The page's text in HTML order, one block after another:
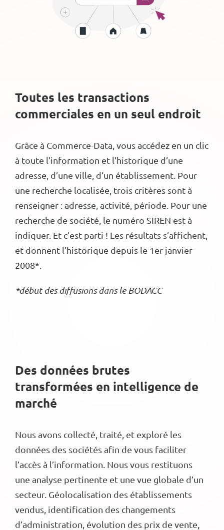
Toutes les transactions
commerciales en un seul endroit
Grâce à Commerce-Data, vous accédez en un clic
à toute l’information et l’historique d’une
adresse, d’une ville, d’un établissement. Pour
une recherche localisée, trois critères sont à
renseigner : adresse, activité, période. Pour une
recherche de société, le numéro SIREN est à
indiquer. Et c’est parti ! Les résultats s’affichent,
et donnent l’historique depuis le 1er janvier
2008*.
*début des diffusions dans le BODACC
Des données brutes
transformées en intelligence de
marché
Nous avons collecté, traité, et exploré les
données des sociétés afin de vous faciliter
l’accès à l’information. Nous vous restituons
une analyse pertinente et une vue globale d’un
secteur. Géolocalisation des établissements
vendus, identification des changements
d’administration, évolution des prix de vente,